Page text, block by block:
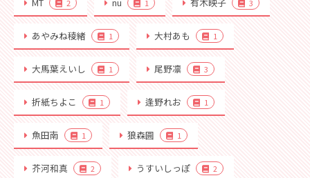
2 1 3
あやみね稜緒 1 大村あも 1
大馬葉えいし 1 尾野凛 3
折紙ちよこ 1 逢野れお 1
魚田南 1 狼森圓 1
芥河和真 2 うすいしっぽ 2